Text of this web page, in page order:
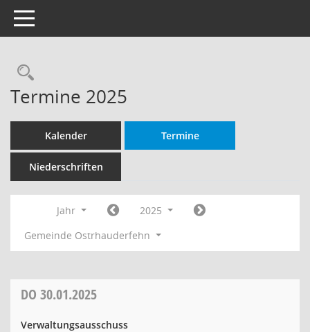
Toggle navigation
Rechercheauswahl
Termine 2025
Kalender Termine
Niederschriften
Jahr
2025
Gemeinde Ostrhauderfehn
DO 30.01.2025
Verwaltungsausschuss